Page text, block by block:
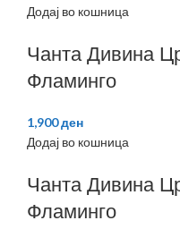
Додај во кошница
Чанта Дивина
Фламинго
1,900ден
Додај во кошница
Чанта Дивина
Фламинго